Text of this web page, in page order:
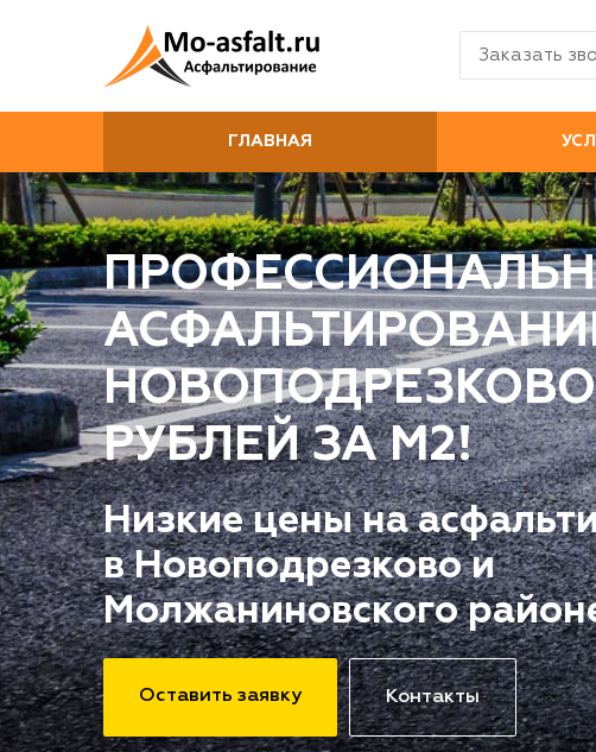
Заказать
ГЛАВНАЯ
НОВОПОДРЕЗКОВО.
РУБЛЕЙ ЗА М2!
Низкие цены на
в Новоподрезково и
Молжаниновского
Оставить заявку Контакты